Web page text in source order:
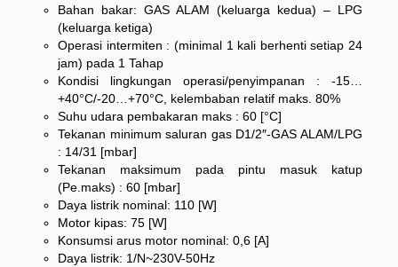
Bahan bakar: GAS ALAM (keluarga kedua) – LPG
(keluarga ketiga)
Operasi intermiten : (minimal 1 kali berhenti setiap 24
jam) pada 1 Tahap
Kondisi lingkungan operasi/penyimpanan : -15…
+40°C/-20…+70°C, kelembaban relatif maks. 80%
Suhu udara pembakaran maks : 60 [°C]
Tekanan minimum saluran gas D1/2″-GAS ALAM/LPG
: 14/31 [mbar]
Tekanan maksimum pada pintu masuk katup
(Pe.maks) : 60 [mbar]
Daya listrik nominal: 110 [W]
Motor kipas: 75 [W]
Konsumsi arus motor nominal: 0,6 [A]
Daya listrik: 1/N~230V-50Hz